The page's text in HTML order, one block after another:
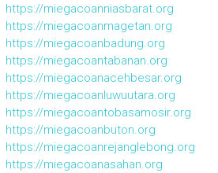
https://miegacoanniasbarat.org
https://miegacoanmagetan.org
https://miegacoanbadung.org
https://miegacoantabanan.org
https://miegacoanacehbesar.org
https://miegacoanluwuutara.org
https://miegacoantobasamosir.org
https://miegacoanbuton.org
https://miegacoanrejanglebong.org
https://miegacoanasahan.org